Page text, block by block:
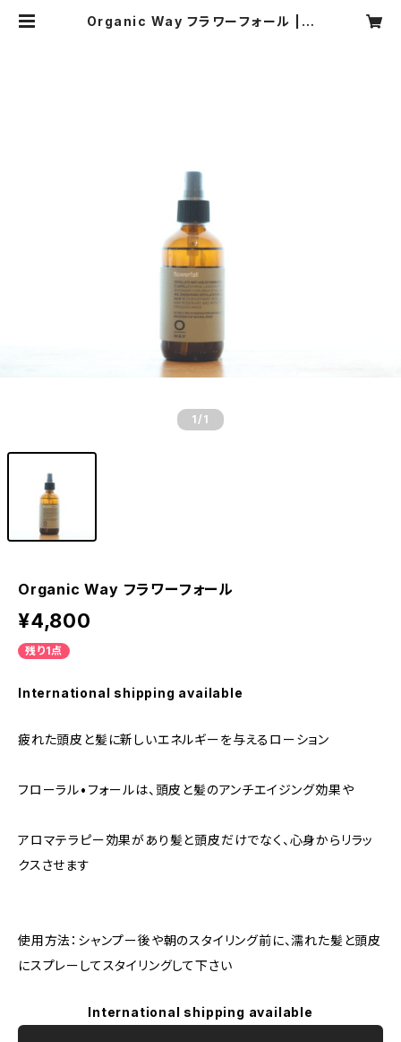
Organic Way フラワーフォール | g
1 /1
Organic Way フラワーフォール
¥4,800
残り1点
International shipping available
疲れた頭皮と髪に新しいエネルギーを与えるローション
フローラル•フォールは、頭皮と髪のアンチエイジング効果や
アロマテラピー効果があり髪と頭皮だけでなく、心身からリラッ
クスさせます
使用方法：シャンプー後や朝のスタイリング前に、濡れた髪と頭皮
にスプレーしてスタイリングして下さい
International shipping available